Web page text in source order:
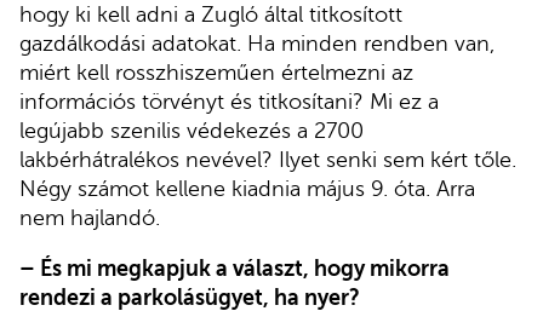
hogy ki kell adni a Zugló által titkosított
gazdálkodási adatokat. Ha minden rendben van,
miért kell rosszhiszeműen értelmezni az
információs törvényt és titkosítani? Mi ez a
legújabb szenilis védekezés a 2700
lakbérhátralékos nevével? Ilyet senki sem kért tőle.
Négy számot kellene kiadnia május 9. óta. Arra
nem hajlandó.
– És mi megkapjuk a választ, hogy mikorra
rendezi a parkolásügyet, ha nyer?